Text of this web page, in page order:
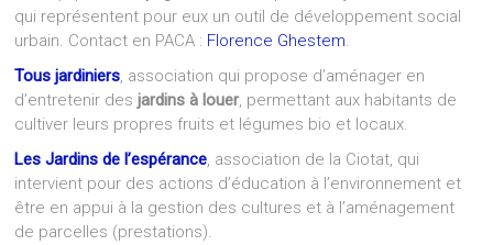
qui représentent pour eux un outil de développement social
urbain. Contact en PACA : Florence Ghestem.
Tous jardiniers, association qui propose d’aménager en
d’entretenir des jardins à louer, permettant aux habitants de
cultiver leurs propres fruits et légumes bio et locaux.
Les Jardins de l’espérance, association de la Ciotat, qui
intervient pour des actions d’éducation à l’environnement et
être en appui à la gestion des cultures et à l’aménagement
de parcelles (prestations).